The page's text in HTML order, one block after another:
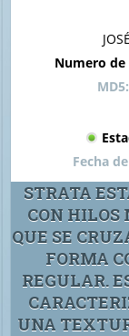
Numero
MD5:
Fecha
STRATA
CON HILOS
QUE SE
FORMA
REGULAR.
UNA